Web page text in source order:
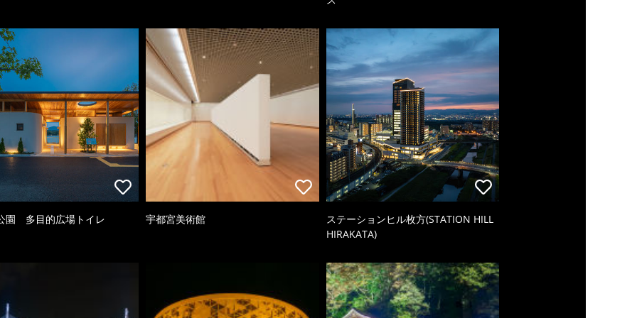
園 多目的広場トイレ 宇都宮美術館
ステーションヒル枚方(STATION HILL
HIRAKATA)